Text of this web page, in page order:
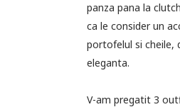
panza pana la
ca le consider un
portofelul si cheile,
eleganta.
V-am pregatit 3